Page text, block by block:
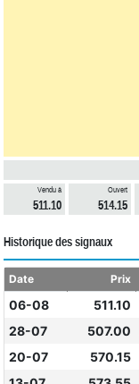
Vendu à
511.10
Ouvert
514.15
Historique des signaux
Date Prix
06-08 511.10
28-07
507.00
20-07
570.15